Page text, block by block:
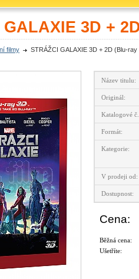
GALAXIE 3D +
filmy STRÁŽCI GALAXIE 3D + 2D (Blu-ray
Název titulu:
Originál:
Katalogové
Formát:
Kategorie:
V prodeji od:
Dostupnost:
Cena:
Běžná cena:
Ušetříte: